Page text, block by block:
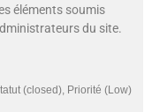
éléments soumis
du site.
Statut (closed), Priorité